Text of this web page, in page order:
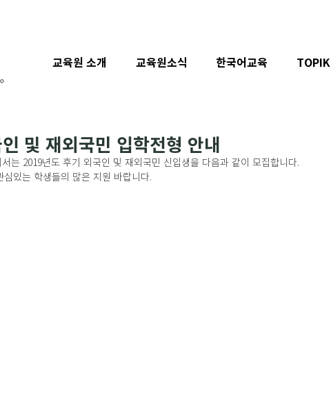
및 재외국민 입학전형 안내
는 2019년도 후기 외국인 및 재외국민 신입생을 다음과 같이 모집합니다.
있는 학생들의 많은 지원 바랍니다.
교육원 소개 교육원소식 한국어교육 TOPIK